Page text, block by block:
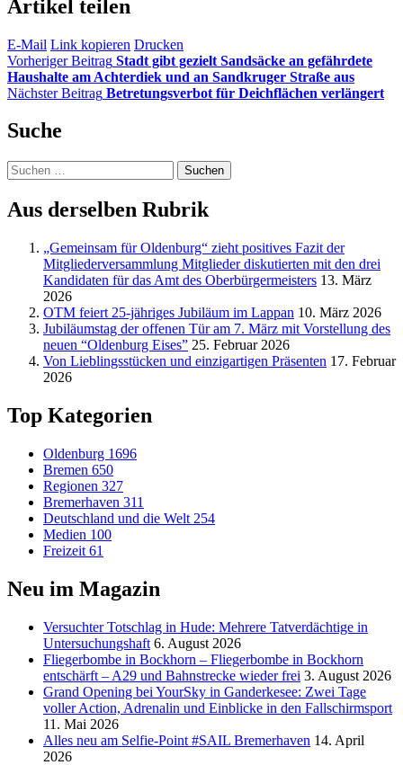
Artikel teilen
E-Mail Link kopieren Drucken
Vorheriger Beitrag Stadt gibt gezielt Sandsäcke an gefährdete
Haushalte am Achterdiek und an Sandkruger Straße aus
Nächster Beitrag Betretungsverbot für Deichflächen verlängert
Suche
Suchen
nach:
Aus derselben Rubrik
„Gemeinsam für Oldenburg“ zieht positives Fazit der
Mitgliederversammlung Mitglieder diskutierten mit den drei
Kandidaten für das Amt des Oberbürgermeisters 13. März
2026
OTM feiert 25-jähriges Jubiläum im Lappan 10. März 2026
Jubiläumstag der offenen Tür am 7. März mit Vorstellung des
neuen “Oldenburg Eises” 25. Februar 2026
Von Lieblingsstücken und einzigartigen Präsenten 17. Februar
2026
Top Kategorien
Oldenburg 1696
Bremen 650
Regionen 327
Bremerhaven 311
Deutschland und die Welt 254
Medien 100
Freizeit 61
Neu im Magazin
Versucht­er Totschlag in Hude: Mehrere Tatverdächtige in
Untersuchungshaft 6. August 2026
Fliegerbombe in Bockhorn – Fliegerbombe in Bockhorn
entschärft – A29 und Bahnstrecke wieder frei 3. August 2026
Grand Opening bei YourSky in Ganderkesee: Zwei Tage
voller Action, Adrenalin und Einblicke in den Fallschirmsport
11. Mai 2026
Alles neu am Selfie-Point #SAIL Bremerhaven 14. April
2026